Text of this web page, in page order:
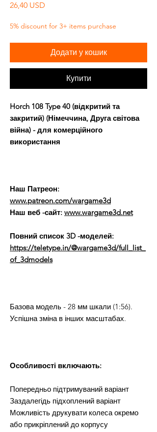
26,40 USD
5% discount for 3+ items purchase
Додати у кошик
Купити
Horch 108 Type 40 (відкритий та
закритий) (Німеччина, Друга світова
війна) - для комерційного
використання
Наш Патреон:
www.patreon.com/wargame3d
Наш веб -сайт: www.wargame3d.net
Повний список 3D -моделей:
https://teletype.in/@wargame3d/full_list_
of_3dmodels
Базова модель - 28 мм шкали (1:56).
Успішна зміна в інших масштабах.
Особливості включають:
Попередньо підтримуваний варіант
Заздалегідь підхоплений варіант
Можливість друкувати колеса окремо
або прикріплений до корпусу